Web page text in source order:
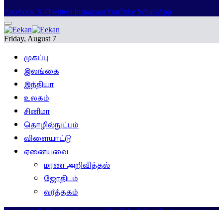
Facebook X (Twitter) InstagramYouTube WhatsApp
Friday, August 7
முகப்பு
இலங்கை
இந்தியா
உலகம்
சினிமா
தொழில்நுட்பம்
விளையாட்டு
ஏனையவை
மரண அறிவித்தல்
ஜோதிடம்
வர்த்தகம்